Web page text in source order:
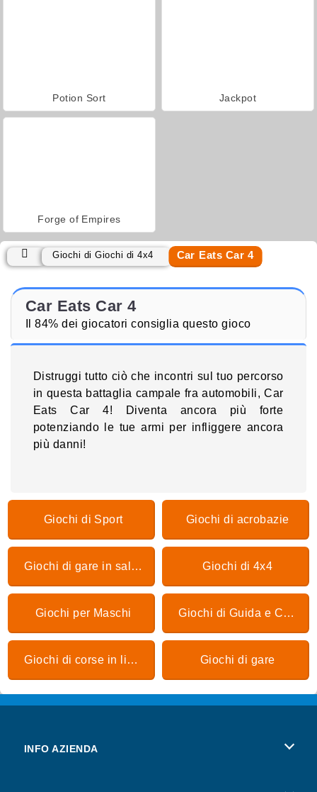
Potion Sort Jackpot
Forge of Empires
Giochi di Giochi di 4x4 Car Eats Car 4
Car Eats Car 4
Il 84% dei giocatori consiglia questo gioco
Distruggi tutto ciò che incontri sul tuo percorso
in questa battaglia campale fra automobili, Car
Eats Car 4! Diventa ancora più forte
potenziando le tue armi per infliggere ancora
più danni!
Giochi di Sport Giochi di acrobazie
Giochi di gare in salita Giochi di 4x4
Giochi per Maschi Giochi di Guida e Corsa
Giochi di corse in linea Giochi di gare
INFO AZIENDA